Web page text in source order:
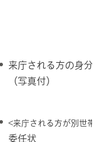
来庁される方の身分
（写真付）
<来庁される方が別世帯
委任状